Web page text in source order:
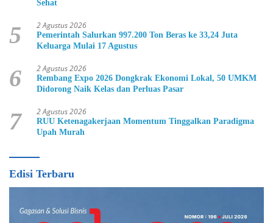
Sehat
5 2 Agustus 2026
Pemerintah Salurkan 997.200 Ton Beras ke 33,24 Juta
Keluarga Mulai 17 Agustus
6 2 Agustus 2026
Rembang Expo 2026 Dongkrak Ekonomi Lokal, 50 UMKM
Didorong Naik Kelas dan Perluas Pasar
7 2 Agustus 2026
RUU Ketenagakerjaan Momentum Tinggalkan Paradigma
Upah Murah
Edisi Terbaru